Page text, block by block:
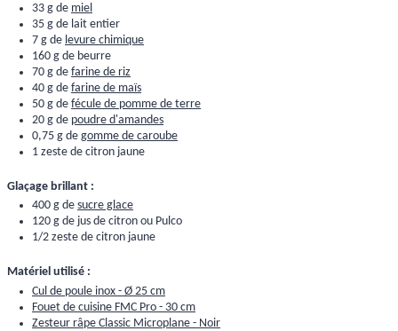
33 g de miel
35 g de lait entier
7 g de levure chimique
160 g de beurre
70 g de farine de riz
40 g de farine de maïs
50 g de fécule de pomme de terre
20 g de poudre d'amandes
0,75 g de gomme de caroube
1 zeste de citron jaune
Glaçage brillant :
400 g de sucre glace
120 g de jus de citron ou Pulco
1/2 zeste de citron jaune
Matériel utilisé :
Cul de poule inox - Ø 25 cm
Fouet de cuisine FMC Pro - 30 cm
Zesteur râpe Classic Microplane - Noir